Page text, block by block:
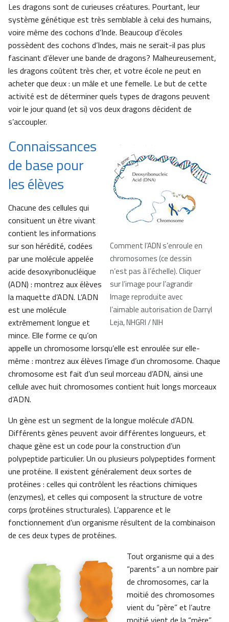
Les dragons sont de curieuses créatures. Pourtant, leur
système génétique est très semblable à celui des humains,
voire même des cochons d’Inde. Beaucoup d’écoles
possèdent des cochons d’Indes, mais ne serait-il pas plus
fascinant d’élever une bande de dragons? Malheureusement,
les dragons coûtent très cher, et votre école ne peut en
acheter que deux : un mâle et une femelle. Le but de cette
activité est de déterminer quels types de dragons peuvent
voir le jour quand (et si) vos deux dragons décident de
s’accoupler.
Comment l’ADN s’enroule en
chromosomes (ce dessin
n’est pas à l’échelle). Cliquer
sur l’image pour l’agrandir
Image reproduite avec
l’aimable autorisation de Darryl
Leja, NHGRI / NIH
Connaissances
de base pour
les élèves
Chacune des cellules qui
consituent un être vivant
contient les informations
sur son hérédité, codées
par une molécule appelée
acide desoxyribonucléique
(ADN) : montrez aux élèves
la maquette d’ADN. L’ADN
est une molécule
extrêmement longue et
mince. Elle forme ce qu’on
appelle un chromosome lorsqu’elle est enroulée sur elle-
même : montrez aux élèves l’image d’un chromosome. Chaque
chromosome est fait d’un seul morceau d’ADN, ainsi une
cellule avec huit chromosomes contient huit longs morceaux
d’ADN.
Un gène est un segment de la longue molécule d’ADN.
Différents gènes peuvent avoir différentes longueurs, et
chaque gène est un code pour la construction d’un
polypeptide particulier. Un ou plusieurs polypeptides forment
une protéine. Il existent généralement deux sortes de
protéines : celles qui contrôlent les réactions chimiques
(enzymes), et celles qui composent la structure de votre
corps (protéines structurales). L’apparence et le
fonctionnement d’un organisme résultent de la combinaison
de ces deux types de protéines.
Tout organisme qui a des
“parents” a un nombre pair
de chromosomes, car la
moitié des chromosomes
vient du “père” et l’autre